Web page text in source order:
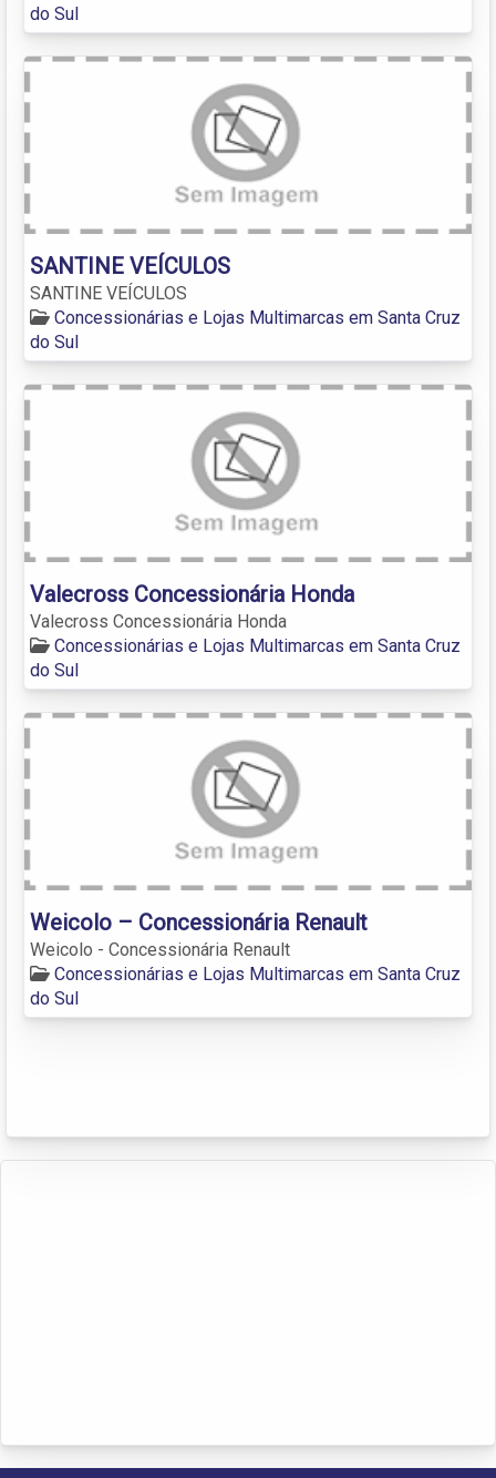
do Sul
SANTINE VEÍCULOS
SANTINE VEÍCULOS
Concessionárias e Lojas Multimarcas em Santa Cruz
do Sul
Valecross Concessionária Honda
Valecross Concessionária Honda
Concessionárias e Lojas Multimarcas em Santa Cruz
do Sul
Weicolo – Concessionária Renault
Weicolo - Concessionária Renault
Concessionárias e Lojas Multimarcas em Santa Cruz
do Sul